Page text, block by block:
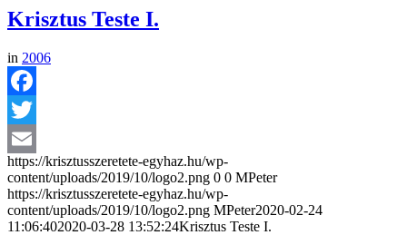
Krisztus Teste I.
in 2006
Facebook
Twitter
Email
https://krisztusszeretete-egyhaz.hu/wp-
content/uploads/2019/10/logo2.png 0 0 MPeter
https://krisztusszeretete-egyhaz.hu/wp-
content/uploads/2019/10/logo2.png MPeter2020-02-24
11:06:402020-03-28 13:52:24Krisztus Teste I.